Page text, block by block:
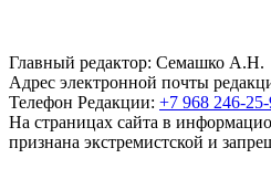
Главный редактор: Семашко А.Н.
Адрес электронной почты
Телефон Редакции: +7 968 246-
На страницах сайта в
признана экстремистской и